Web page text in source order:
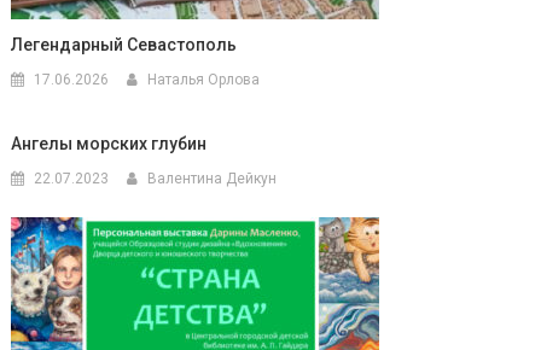
Легендарный Севастополь
17.06.2026 Наталья Орлова
Ангелы морских глубин
22.07.2023 Валентина Дейкун